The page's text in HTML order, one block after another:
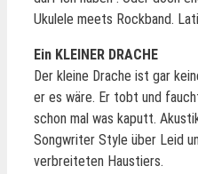
Ukulele meets Rockband.
Ein KLEINER DRACHE
Der kleine Drache ist gar
er es wäre. Er tobt und
schon mal was kaputt.
Songwriter Style über Leid
verbreiteten Haustiers.